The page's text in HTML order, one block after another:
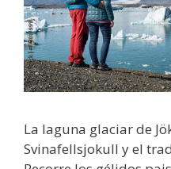
La laguna glaciar de
Svinafellsjokull y el